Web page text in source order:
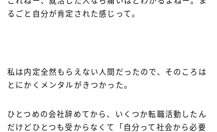
るごと自分が肯定された感じって。
私は内定全然もらえない人間だったので、そのころは
とにかくメンタルがきつかった。
ひとつめの会社辞めてから、いくつか転職活動したん
だけどひとつも受からなくて「自分って社会から必要